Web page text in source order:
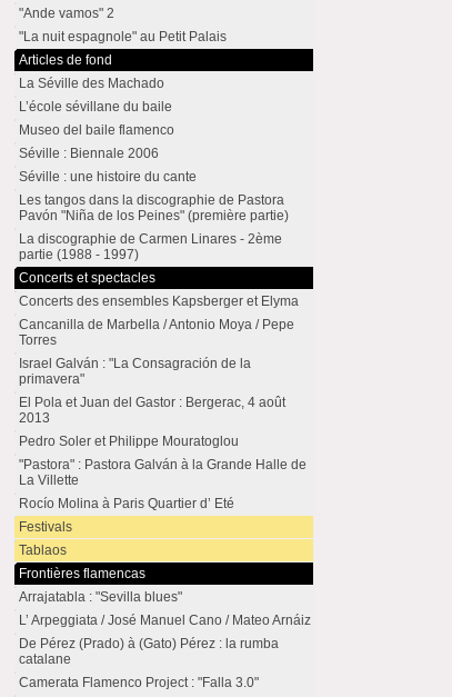
"Ande vamos" 2
"La nuit espagnole" au Petit Palais
Articles de fond
La Séville des Machado
L’école sévillane du baile
Museo del baile flamenco
Séville : Biennale 2006
Séville : une histoire du cante
Les tangos dans la discographie de Pastora
Pavón "Niña de los Peines" (première partie)
La discographie de Carmen Linares - 2ème
partie (1988 - 1997)
Concerts et spectacles
Concerts des ensembles Kapsberger et Elyma
Cancanilla de Marbella / Antonio Moya / Pepe
Torres
Israel Galván : "La Consagración de la
primavera"
El Pola et Juan del Gastor : Bergerac, 4 août
2013
Pedro Soler et Philippe Mouratoglou
"Pastora" : Pastora Galván à la Grande Halle de
La Villette
Rocío Molina à Paris Quartier d’ Eté
Festivals
Tablaos
Frontières flamencas
Arrajatabla : "Sevilla blues"
L’ Arpeggiata / José Manuel Cano / Mateo Arnáiz
De Pérez (Prado) à (Gato) Pérez : la rumba
catalane
Camerata Flamenco Project : "Falla 3.0"